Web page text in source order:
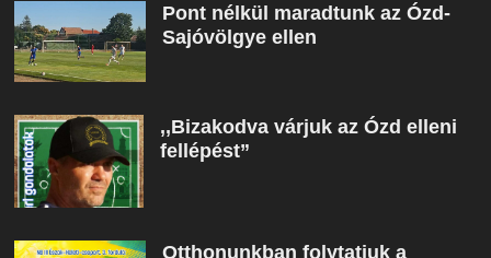
Pont nélkül maradtunk az Ózd-
Sajóvölgye ellen
,,Bizakodva várjuk az Ózd elleni
fellépést”
Otthonunkban folytatjuk a